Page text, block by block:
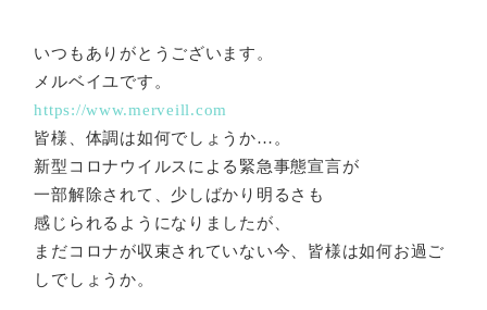
いつもありがとうございます。
メルベイユです。
https://www.merveill.com
皆様、体調は如何でしょうか…。
新型コロナウイルスによる緊急事態宣言が
一部解除されて、少しばかり明るさも
感じられるようになりましたが、
まだコロナが収束されていない今、皆様は如何お過ご
しでしょうか。